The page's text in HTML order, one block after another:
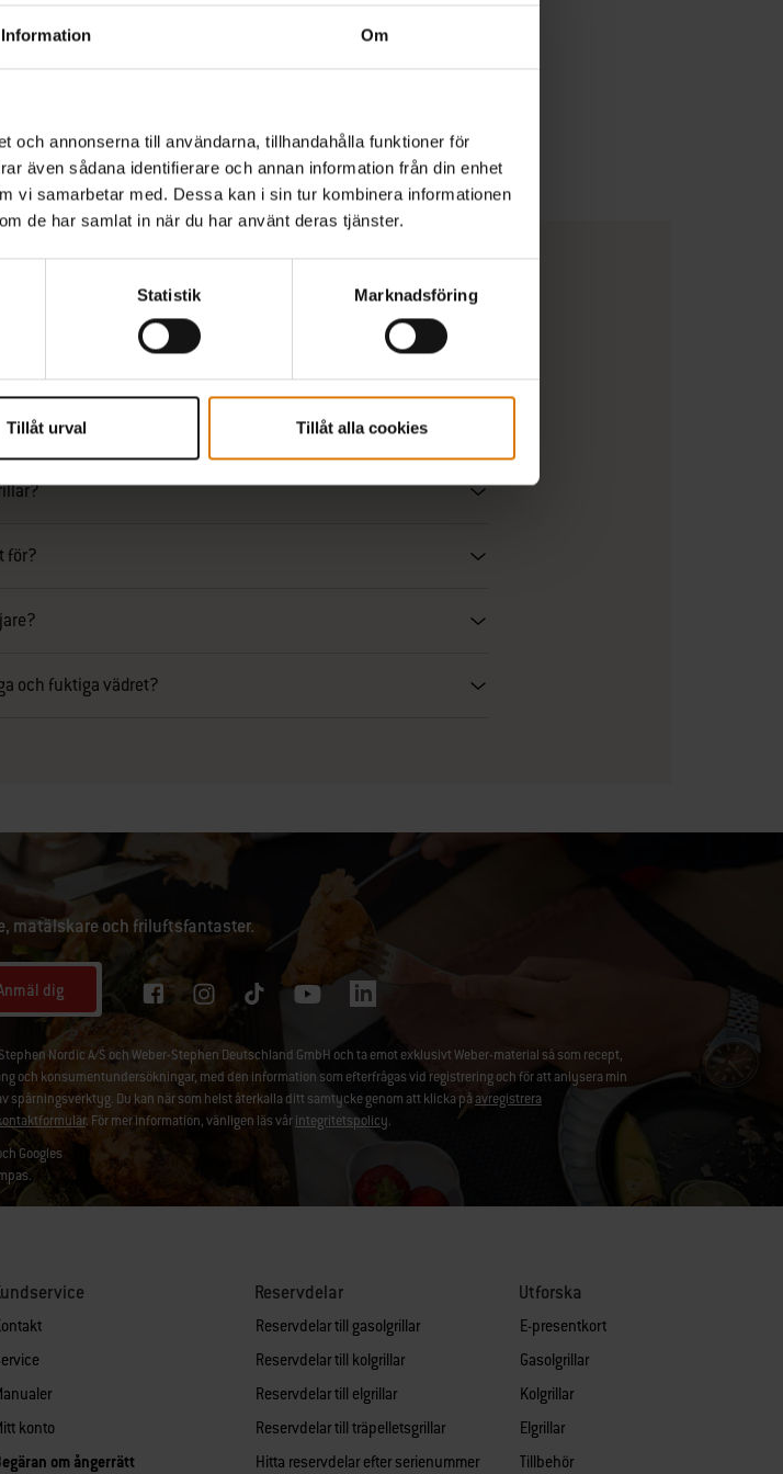
Information Om
och annonserna till användarna, tillhandahålla funktioner för
även sådana identifierare och annan information från din enhet
vi samarbetar med. Dessa kan i sin tur kombinera informationen
de har samlat in när du har använt deras tjänster.
Statistik Marknadsföring
Tillåt urval Tillåt alla cookies
frågor (FAQ)
typer av grillar?
för?
och fuktiga vädret?
matälskare och friluftsfantaster.
dig
Nordic A/S och Weber-Stephen Deutschland GmbH och ta emot exklusivt Weber-material så som recept,
och konsumentundersökningar, med den information som efterfrågas vid registrering och för att anlysera min
spårningsverktyg. Du kan när som helst återkalla ditt samtycke genom att klicka påavregistrera
. För mer information, vänligen läs vårintegritetspolicy.
Googles
konto
om ångerrätt
Reservdelar
Reservdelar till gasolgrillar
Reservdelar till kolgrillar
Reservdelar till elgrillar
Reservdelar till träpelletsgrillar
Hitta reservdelar efter serienummer
Utforska
E-presentkort
Gasolgrillar
Kolgrillar
Elgrillar
Tillbehör